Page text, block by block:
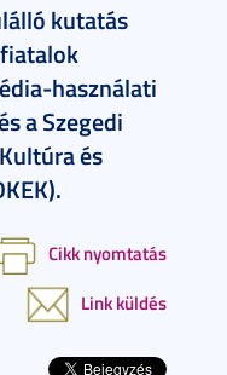
kutatás
használati
a Szegedi
és
Cikk nyomtatás
Link küldés